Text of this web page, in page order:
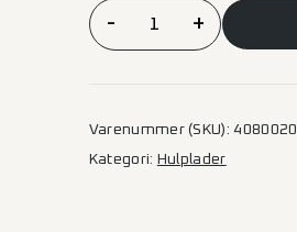
Hulplade
m/ombuk
- +
Varenummer (SKU):4080020
Kategori: Hulplader